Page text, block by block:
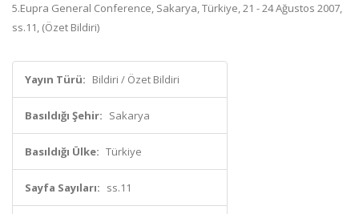
5.Eupra General Conference, Sakarya, Türkiye, 21 - 24 Ağustos 2007,
ss.11, (Özet Bildiri)
Yayın Türü: Bildiri / Özet Bildiri
Basıldığı Şehir: Sakarya
Basıldığı Ülke: Türkiye
Sayfa Sayıları: ss.11